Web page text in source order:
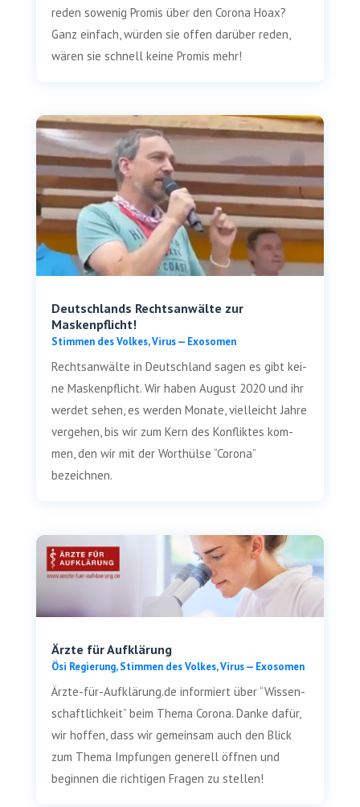
reden sowe­nig Pro­mis über den Coro­na Hoax?
Ganz ein­fach, wür­den sie offen dar­über reden,
wären sie schnell kei­ne Pro­mis mehr!
Deutschlands Rechtsanwälte zur
Maskenpflicht!
Stim­men des Vol­kes,Virus — Exosomen
Rechts­an­wäl­te in Deutsch­land sagen es gibt kei­
ne Mas­ken­pflicht. Wir haben August 2020 und ihr
wer­det sehen, es wer­den Mona­te, viel­leicht Jah­re
ver­ge­hen, bis wir zum Kern des Kon­flik­tes kom­
men, den wir mit der Wort­hül­se “Coro­na”
bezeichnen.
Ärzte für Aufklärung
Ösi Regie­rung,Stim­men des Vol­kes,Virus — Exosomen
Ärzte-für-Aufklärung.de infor­miert über “Wis­sen­
schaft­lich­keit” beim The­ma Coro­na. Dan­ke dafür,
wir hof­fen, dass wir gemein­sam auch den Blick
zum The­ma Imp­fun­gen gene­rell öff­nen und
begin­nen die rich­ti­gen Fra­gen zu stellen!